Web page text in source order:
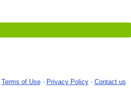
Terms of Use- Privacy Policy- Contact us